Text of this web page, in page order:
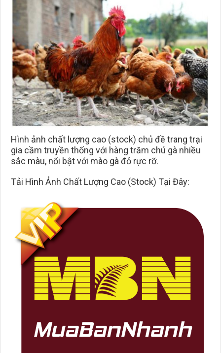
Hình ảnh chất lượng cao (stock) chủ đề trang trại
gia cầm truyền thống với hàng trăm chú gà nhiều
sắc màu, nổi bật với mào gà đỏ rực rỡ.
Tải Hình Ảnh Chất Lượng Cao (Stock) Tại Đây: